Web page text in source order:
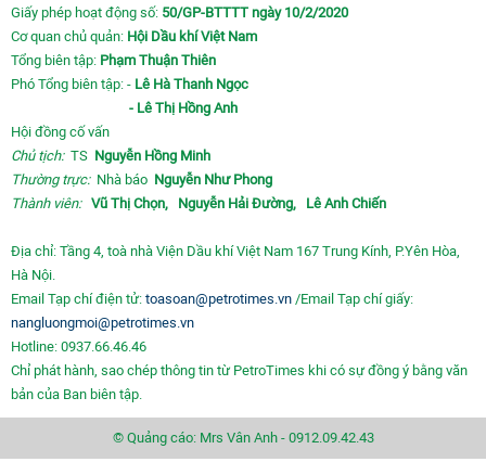
Giấy phép hoạt động số: 50/GP-BTTTT ngày 10/2/2020
Cơ quan chủ quản: Hội Dầu khí Việt Nam
Tổng biên tập: Phạm Thuận Thiên
Phó Tổng biên tập: - Lê Hà Thanh Ngọc
- Lê Thị Hồng Anh
Hội đồng cố vấn
Chủ tịch:TS Nguyễn Hồng Minh
Thường trực: Nhà báo Nguyễn Như Phong
Thành viên: Vũ Thị Chọn, Nguyễn Hải Đường, Lê Anh Chiến
Địa chỉ: Tầng 4, toà nhà Viện Dầu khí Việt Nam 167 Trung Kính, P.Yên Hòa,
Hà Nội.
Email Tạp chí điện tử: toasoan@petrotimes.vn /Email Tạp chí giấy:
nangluongmoi@petrotimes.vn
Hotline: 0937.66.46.46
Chỉ phát hành, sao chép thông tin từ PetroTimes khi có sự đồng ý bằng văn
bản của Ban biên tập.
© Quảng cáo: Mrs Vân Anh - 0912.09.42.43